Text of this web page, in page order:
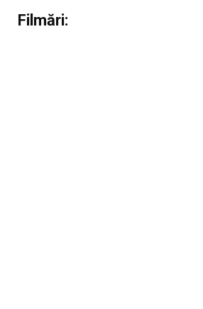
Filmări: